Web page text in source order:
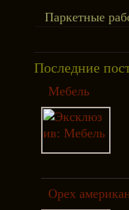
Паркетные
Последние
Мебель
Орех